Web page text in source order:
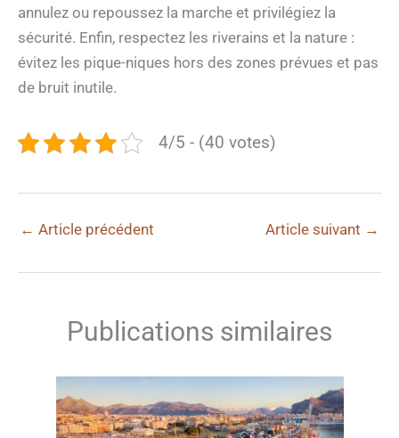
annulez ou repoussez la marche et privilégiez la
sécurité. Enfin, respectez les riverains et la nature :
évitez les pique-niques hors des zones prévues et pas
de bruit inutile.
4/5 - (40 votes)
← Article précédent Article suivant →
Publications similaires